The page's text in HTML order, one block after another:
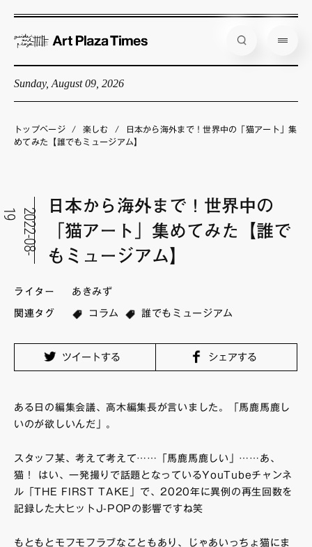
Sunday, August 09, 2026
企画展情報
インタビュー
アーティスト
店舗からのお知らせ
公式通販
トップページ / 楽しむ /
日本から海外まで！世界中の「猫アート」集
めてみた【誰でもミュージアム】
2
0
2
2
-
0
8
-
1
9
日本から海外まで！世界中の
「猫アート」集めてみた【誰で
もミュージアム】
ライター あきみず
関連タグ コラム 誰でもミュージアム
ツイートする シェアする
ある日の編集会議、高木編集長が言いました。「馬鹿馬鹿し
いのが欲しいんだ」。
スタッフ某、考えて考えて……「馬鹿馬鹿しい」……あ、
猫！ はい、一発撮りで話題となっているYouTubeチャンネ
ル「THE FIRST TAKE」で、2020年に異例の再生回数を
記録した大ヒットJ-POPの影響ですね笑
もともとモフモフラブなこともあり、じゃあいっちょ猫にま